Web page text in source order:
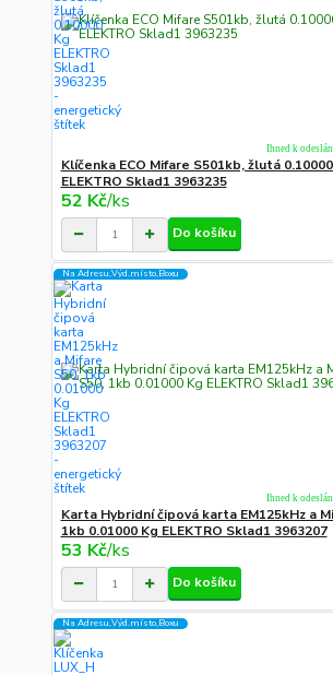
Klíčenka ECO Mifare S501kb, žlutá
ELEKTRO Sklad1 3963235
52 Kč/ks
Ihned k
Do košíku
Na Adresu,Výd.místo,Boxu
Karta Hybridní čipová karta EM125kHz a
1kb 0.01000 Kg ELEKTRO Sklad1 3963207
53 Kč/ks
Ihned k
Do košíku
Na Adresu,Výd.místo,Boxu